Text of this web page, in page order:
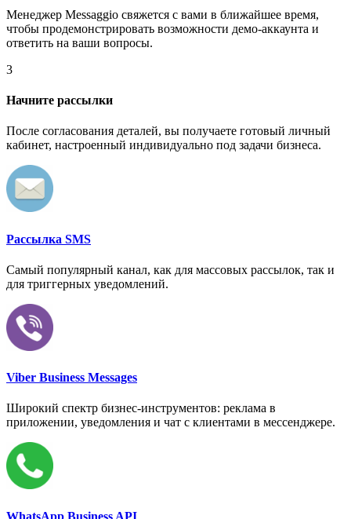
Менеджер Messaggio свяжется с вами в ближайшее время,
чтобы продемонстрировать возможности демо-аккаунта и
ответить на ваши вопросы.
3
Начните рассылки
После согласования деталей, вы получаете готовый личный
кабинет, настроенный индивидуально под задачи бизнеса.
Рассылка SMS
Самый популярный канал, как для массовых рассылок, так и
для триггерных уведомлений.
Viber Business Messages
Широкий спектр бизнес-инструментов: реклама в
приложении, уведомления и чат с клиентами в мессенджере.
WhatsApp Business API